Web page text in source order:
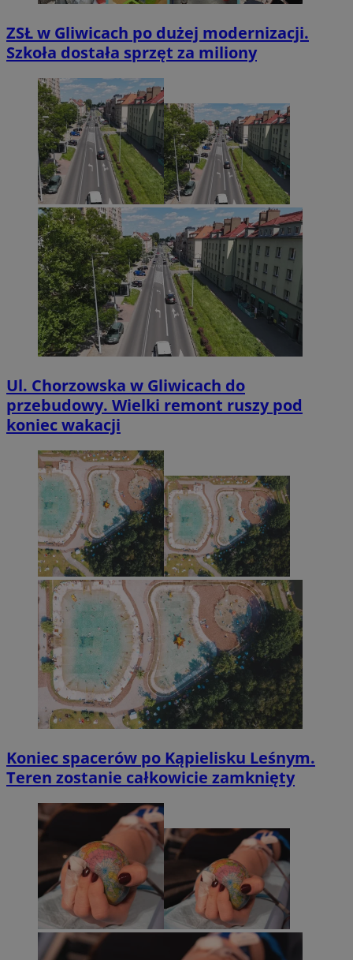
ZSŁ w Gliwicach po dużej modernizacji.
Szkoła dostała sprzęt za miliony
Ul. Chorzowska w Gliwicach do
przebudowy. Wielki remont ruszy pod
koniec wakacji
Koniec spacerów po Kąpielisku Leśnym.
Teren zostanie całkowicie zamknięty